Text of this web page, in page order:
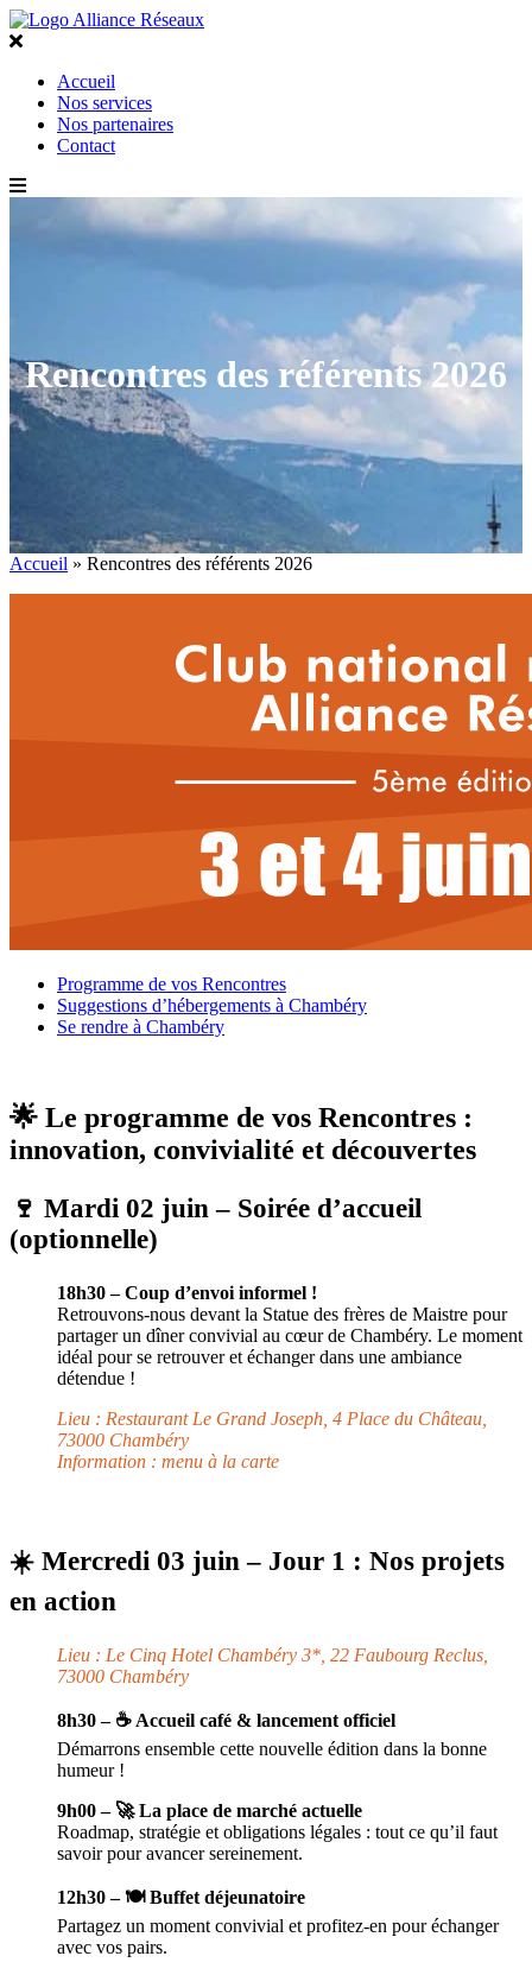
Accueil
Nos services
Nos partenaires
Contact
Rencontres des référents 2026
Accueil » Rencontres des référents 2026
Programme de vos Rencontres
Suggestions d’hébergements à Chambéry
Se rendre à Chambéry
🌟 Le programme de vos Rencontres :
innovation, convivialité et découvertes
🍷 Mardi 02 juin – Soirée d’accueil
(optionnelle)
18h30 – Coup d’envoi informel !
Retrouvons-nous devant la Statue des frères de Maistre pour
partager un dîner convivial au cœur de Chambéry. Le moment
idéal pour se retrouver et échanger dans une ambiance
détendue !
Lieu : Restaurant Le Grand Joseph, 4 Place du Château,
73000 Chambéry
Information : menu à la carte
☀️ Mercredi 03 juin – Jour 1 : Nos projets
en action
Lieu : Le Cinq Hotel Chambéry 3*, 22 Faubourg Reclus,
73000 Chambéry
8h30 – ☕ Accueil café & lancement officiel
Démarrons ensemble cette nouvelle édition dans la bonne
humeur !
9h00 – 🚀 La place de marché actuelle
Roadmap, stratégie et obligations légales : tout ce qu’il faut
savoir pour avancer sereinement.
12h30 – 🍽️ Buffet déjeunatoire
Partagez un moment convivial et profitez-en pour échanger
avec vos pairs.